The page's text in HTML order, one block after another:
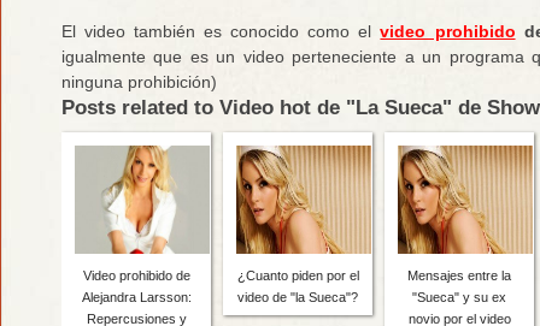
El video también es conocido como elvideo prohibido
igualmente que es un video perteneciente a un
ninguna prohibición)
Posts related to Video hot de "La Sueca" de
Video prohibido de
Alejandra Larsson:
Repercusiones y
¿Cuanto piden por el
video de "la Sueca"?
Mensajes entre la
"Sueca" y su ex
novio por el video